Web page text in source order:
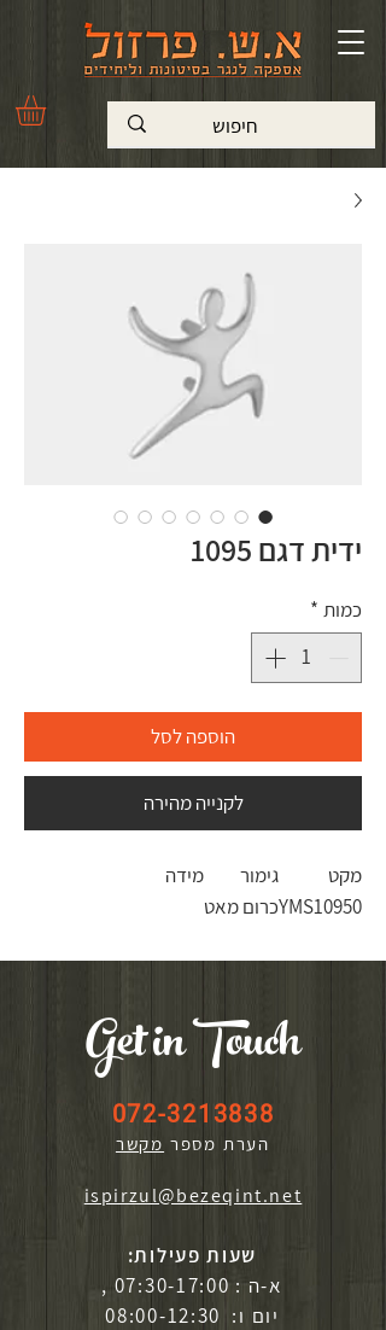
ידית דגם 1095
כמות *
הוספה לסל
לקנייה מהירה
מקט גימור
מידה
YMS10950כרום מאט
Get in Touch
072-3213838
הערת מספר מקשר
ispirzul@bezeqint.net
שעות פעילות:
א-ה : 07:30-17:00 ,
יום ו: 08:00-12:30